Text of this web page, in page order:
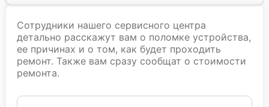
Сотрудники нашего сервисного центра
детально расскажут вам о поломке устройства,
ее причинах и о том, как будет проходить
ремонт. Также вам сразу сообщат о стоимости
ремонта.